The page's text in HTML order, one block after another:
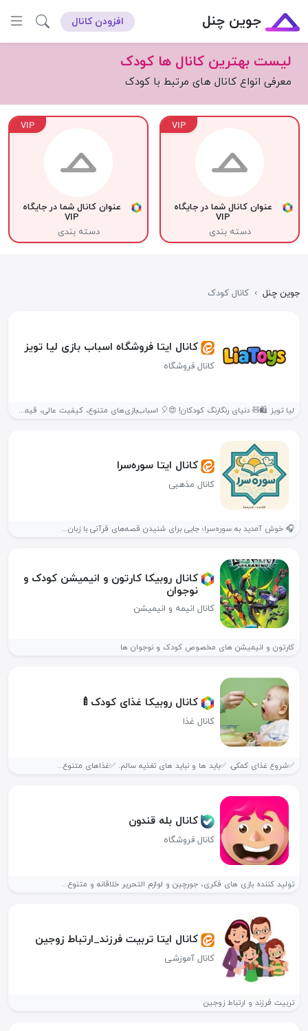
جوین چنل افزودن کانال
لیست بهترین کانال ها کودک
معرفی انواع کانال های مرتبط با کودک
VIP
عنوان کانال شما در جایگاه
VIP
دسته بندی
VIP
عنوان کانال شما در جایگاه
VIP
دسته بندی
جوین چنل › کانال کودک
کانال ایتا فروشگاه اسباب بازی لیا تویز
کانال فروشگاه
لیا تویز 🛍️🧸 دنیای رنگارنگ کودکان! 😍🎈 اسباب‌بازی‌های متنوع، کیفیت عالی، قیمت...
کانال ایتا سوره‌سرا
کانال مذهبی
🎧 خوش آمدید به سوره‌سرا؛ جایی برای شنیدن قصه‌های قرآنی با زبان...
کانال روبیکا کارتون و انیمیشن کودک و
نوجوان
کانال انیمه و انیمیشن
کارتون و انیمیشن های مخصوص کودک و نوجوان ها
کانال روبیکا غذای کودک🍼
کانال غذا
✅️شروع غذای کمکی. ✅️باید ها و نباید های تغذیه سالم. ✅️غذاهای متنوع...
کانال بله قندون
کانال فروشگاه
تولید کننده بازی های فکری، جورچین و لوازم التحریر خلاقانه و متنوع...
کانال ایتا تربیت فرزند_ارتباط زوجین
کانال آموزشی
تربیت فرزند و ارتباط زوجین